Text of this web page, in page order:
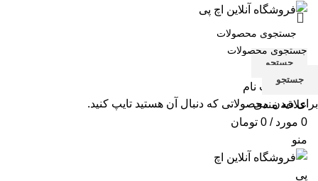
جستجو
ورود / ثبت نام
علاقه مندی
0 مورد /
0 تومان
منو
جستجو
برای دیدن محصولاتی که دنبال آن هستید تایپ کنید.